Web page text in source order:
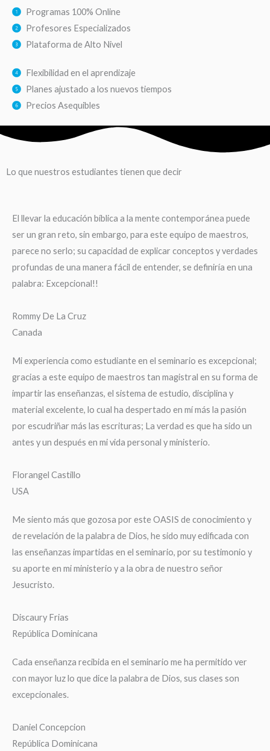
Programas 100% Online
Profesores Especializados
Plataforma de Alto Nivel
Flexibilidad en el aprendizaje
Planes ajustado a los nuevos tiempos
Precios Asequibles
Lo que nuestros estudiantes tienen que decir
El llevar la educación bíblica a la mente contemporánea puede
ser un gran reto, sin embargo, para este equipo de maestros,
parece no serlo; su capacidad de explicar conceptos y verdades
profundas de una manera fácil de entender, se definiría en una
palabra: Excepcional!!
Rommy De La Cruz
Canada
Mi experiencia como estudiante en el seminario es excepcional;
gracias a este equipo de maestros tan magistral en su forma de
impartir las enseñanzas, el sistema de estudio, disciplina y
material excelente, lo cual ha despertado en mí más la pasión
por escudriñar más las escrituras; La verdad es que ha sido un
antes y un después en mi vida personal y ministerio.
Florangel Castillo
USA
Me siento más que gozosa por este OASIS de conocimiento y
de revelación de la palabra de Dios, he sido muy edificada con
las enseñanzas impartidas en el seminario, por su testimonio y
su aporte en mi ministerio y a la obra de nuestro señor
Jesucristo.
Discaury Frias
República Dominicana
Cada enseñanza recibida en el seminario me ha permitido ver
con mayor luz lo que dice la palabra de Dios, sus clases son
excepcionales.
Daniel Concepcion
República Dominicana